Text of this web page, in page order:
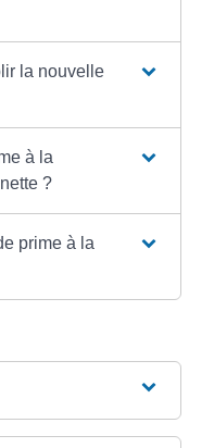
la nouvelle
à la
?
prime à la